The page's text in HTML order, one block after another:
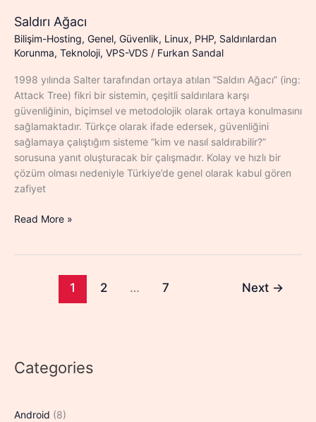
Saldırı Ağacı
Bilişim-Hosting, Genel, Güvenlik, Linux, PHP, Saldırılardan
Korunma, Teknoloji, VPS-VDS / Furkan Sandal
1998 yılında Salter tarafından ortaya atılan “Saldırı Ağacı” (ing:
Attack Tree) fikri bir sistemin, çeşitli saldırılara karşı
güvenliğinin, biçimsel ve metodolojik olarak ortaya konulmasını
sağlamaktadır. Türkçe olarak ifade edersek, güvenliğini
sağlamaya çalıştığım sisteme “kim ve nasıl saldırabilir?”
sorusuna yanıt oluşturacak bir çalışmadır. Kolay ve hızlı bir
çözüm olması nedeniyle Türkiye’de genel olarak kabul gören
zafiyet
Saldırı
Read More »
1 2 … 7 Next →
Categories
Android (8)